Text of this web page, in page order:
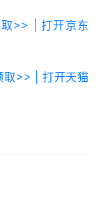
取>> | 打开京东
取>> | 打开天猫